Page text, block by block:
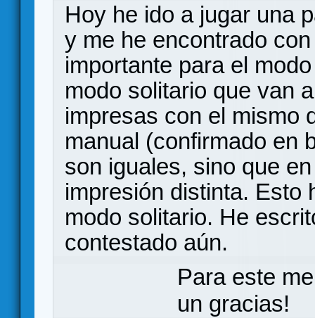
Hoy he ido a jugar una
y me he encontrado
importante para el
modo solitario que van
impresas con el mismo
manual (confirmado en
son iguales, sino que
impresión distinta. Esto
modo solitario. He
contestado aún.
Para este
un gracias!